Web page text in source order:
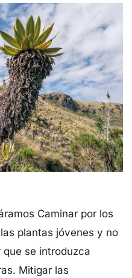
Caminar por los
plantas jóvenes y no
se introduzca
Mitigar las